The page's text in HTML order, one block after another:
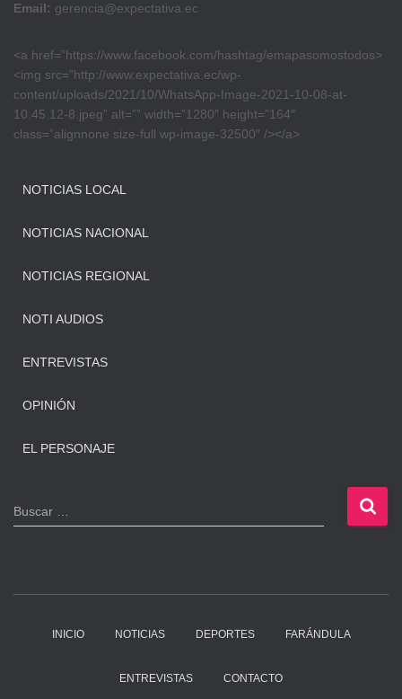
Email: gerencia@expectativa.ec
<a href=”https://www.facebook.com/hashtag/emapasomostodos>
<img src=”http://www.expectativa.ec/wp-
content/uploads/2021/10/WhatsApp-Image-2021-10-08-at-
10.45.12-8.jpeg” alt=”” width=”1280″ height=”164″
class=”alignnone size-full wp-image-32500″ /></a>
NOTICIAS LOCAL
NOTICIAS NACIONAL
NOTICIAS REGIONAL
NOTI AUDIOS
ENTREVISTAS
OPINIÓN
EL PERSONAJE
B
u
Buscar …
INICIO NOTICIAS DEPORTES FARÁNDULA
ENTREVISTAS CONTACTO